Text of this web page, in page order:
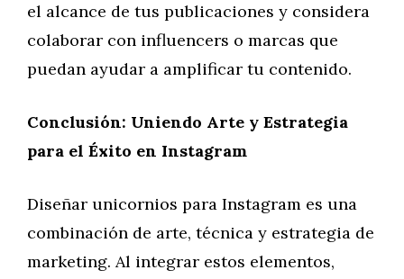
el alcance de tus publicaciones y considera
colaborar con influencers o marcas que
puedan ayudar a amplificar tu contenido.
Conclusión: Uniendo Arte y Estrategia
para el Éxito en Instagram
Diseñar unicornios para Instagram es una
combinación de arte, técnica y estrategia de
marketing. Al integrar estos elementos,